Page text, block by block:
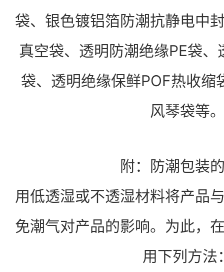
袋、 银色镀铝箔防潮抗静电中
真空袋、 透明防潮绝缘PE袋、
袋、透明绝缘保鲜POF热收缩
风琴袋等
附：防潮包装
用低透湿或不透湿材料将产品
免潮气对产品的影响。为此，
用下列方法